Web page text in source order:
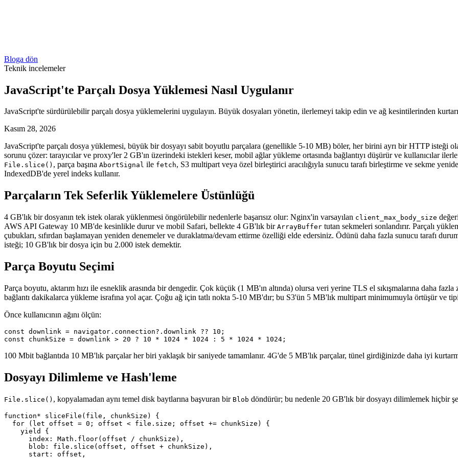
Bloga dön
Teknik incelemeler
JavaScript'te Parçalı Dosya Yüklemesi Nasıl Uygulanır
JavaScript'te sürdürülebilir parçalı dosya yüklemelerini uygulayın. Büyük dosyaları yönetin, ilerlemeyi takip edin ve ağ kesintilerinden
Kasım 28, 2026
JavaScript'te parçalı dosya yüklemesi, büyük bir dosyayı sabit boyutlu parçalara (genellikle 5-10 MB) böler, her birini ayrı bir HTTP isteği
sorunu çözer: tarayıcılar ve proxy'ler 2 GB'ın üzerindeki istekleri keser, mobil ağlar yükleme ortasında bağlantıyı düşürür ve kullanıcılar
File.slice() , parça başına AbortSignal ile fetch, S3 multipart veya özel birleştirici aracılığıyla sunucu tarafı birleştirme ve sekme
IndexedDB'de yerel indeks kullanır.
Parçaların Tek Seferlik Yüklemelere Üstünlüğü
4 GB'lık bir dosyanın tek istek olarak yüklenmesi öngörülebilir nedenlerle başarısız olur: Nginx'in varsayılan client_max_body_size
AWS API Gateway 10 MB'de kesinlikle durur ve mobil Safari, bellekte 4 GB'lık bir ArrayBuffer tutan sekmeleri sonlandırır. Parçalı
çubukları, sıfırdan başlamayan yeniden denemeler ve duraklatma/devam ettirme özelliği elde edersiniz. Ödünü daha fazla sunucu tarafı
isteği; 10 GB'lık bir dosya için bu 2.000 istek demektir.
Parça Boyutu Seçimi
Parça boyutu, aktarım hızı ile esneklik arasında bir dengedir. Çok küçük (1 MB'ın altında) olursa veri yerine TLS el sıkışmalarına daha
bağlantı dakikalarca yükleme israfına yol açar. Çoğu ağ için tatlı nokta 5-10 MB'dır; bu S3'ün 5 MB'lık multipart minimumuyla örtüşür ve
Önce kullanıcının ağını ölçün:
const downlink = navigator.connection?.downlink ?? 10;
100 Mbit bağlantıda 10 MB'lık parçalar her biri yaklaşık bir saniyede tamamlanır. 4G'de 5 MB'lık parçalar, tünel girdiğinizde daha iyi
Dosyayı Dilimleme ve Hash'leme
File.slice() , kopyalamadan aynı temel disk baytlarına başvuran bir Blob döndürür; bu nedenle 20 GB'lık bir dosyayı dilimlemek hiçbir
function* sliceFile(file, chunkSize) {
  for (let offset = 0; offset < file.size; offset += chunkSize) {
    yield {
      index: Math.floor(offset / chunkSize),
      blob: file.slice(offset, offset + chunkSize),
      start: offset,